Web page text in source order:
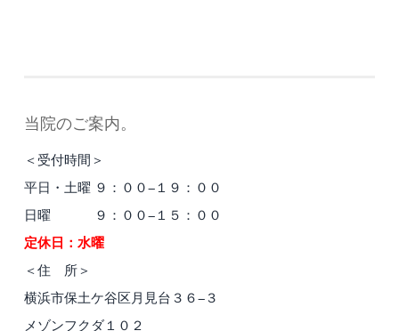
当院のご案内。
＜受付時間＞
平日・土曜 ９：００−１９：００
日曜 ９：００−１５：００
定休日：水曜
＜住 所＞
横浜市保土ケ谷区月見台３６−３
メゾンフクダ１０２